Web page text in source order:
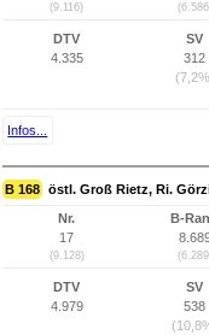
(9.116)
DTV
4.335
SV
312
Infos...
B 168 östl. Groß Rietz, Ri.
Nr.
17
(9.128)
B-
DTV
4.979
SV
538